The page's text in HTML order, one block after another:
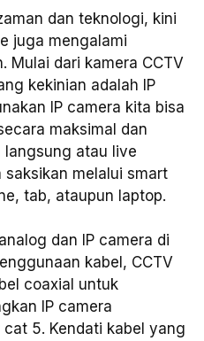
dan teknologi, kini
juga mengalami
Mulai dari kamera CCTV
kekinian adalah IP
IP camera kita bisa
maksimal dan
atau live
melalui smart
tab, ataupun laptop.
dan IP camera di
kabel, CCTV
coaxial untuk
IP camera
5. Kendati kabel yang